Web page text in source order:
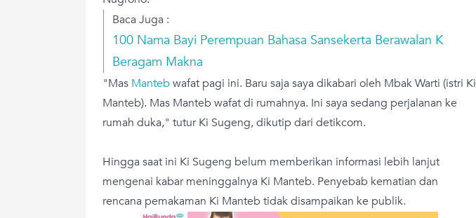
Baca Juga :
100 Nama Bayi Perempuan Bahasa Sansekerta Berawalan K
Beragam Makna
"Mas Manteb wafat pagi ini. Baru saja saya dikabari oleh Mbak Warti (istri Ki
Manteb). Mas Manteb wafat di rumahnya. Ini saya sedang perjalanan ke
rumah duka," tutur Ki Sugeng, dikutip dari detikcom.
Hingga saat ini Ki Sugeng belum memberikan informasi lebih lanjut
mengenai kabar meninggalnya Ki Manteb. Penyebab kematian dan
rencana pemakaman Ki Manteb tidak disampaikan ke publik.